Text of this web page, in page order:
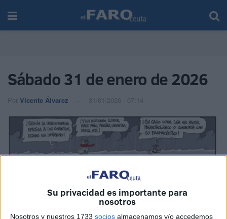
Su privacidad es importante para
nosotros
Nosotros y nuestros 1733 socios almacenamos y/o accedemos
Sábado 31 de enero de 2026
Por Vicente Álvarez 31/01/2026 - 07:14